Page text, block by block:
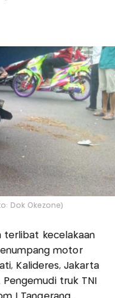
Dok Okezone)
terlibat kecelakaan
motor
Kalideres, Jakarta
truk TNI